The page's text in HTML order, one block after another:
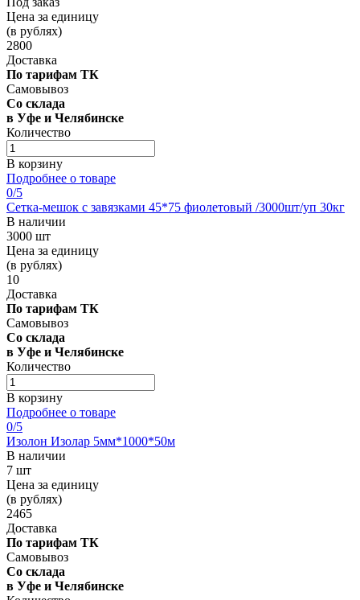
Цена за единицу
(в рублях)
2800
Доставка
По тарифам ТК
Самовывоз
Со склада
в Уфе и Челябинске
Количество
В корзину
Подробнее о товаре
0/5
Сетка-мешок с завязками 45*75 фиолетовый /3000шт/уп 30кг
В наличии
3000 шт
Цена за единицу
(в рублях)
10
Доставка
По тарифам ТК
Самовывоз
Со склада
в Уфе и Челябинске
Количество
В корзину
Подробнее о товаре
0/5
Изолон Изолар 5мм*1000*50м
В наличии
7 шт
Цена за единицу
(в рублях)
2465
Доставка
По тарифам ТК
Самовывоз
Со склада
в Уфе и Челябинске